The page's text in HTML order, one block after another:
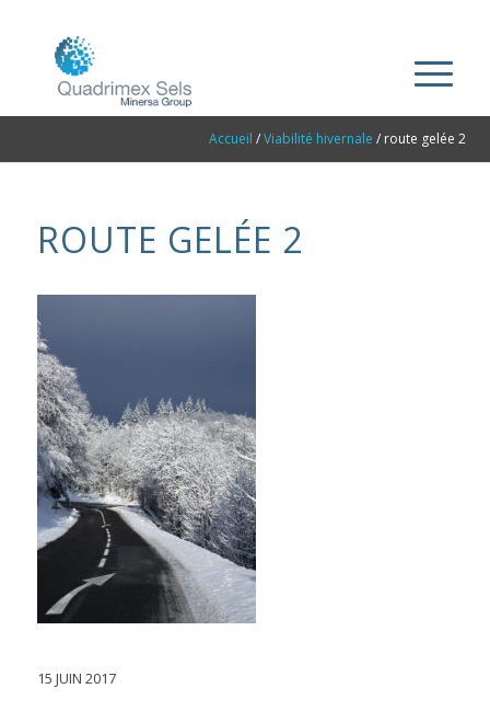
Accueil /Viabilité hivernale / route gelée 2
ROUTE GELÉE 2
15 JUIN 2017